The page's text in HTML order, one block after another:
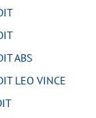
ABS
LEO VINCE